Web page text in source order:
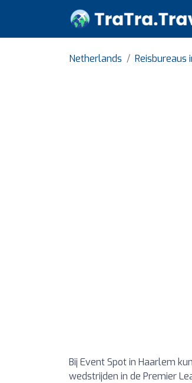
Netherlands Reisbureaus
Bij Event Spot in Haarlem
wedstrijden in de Premier